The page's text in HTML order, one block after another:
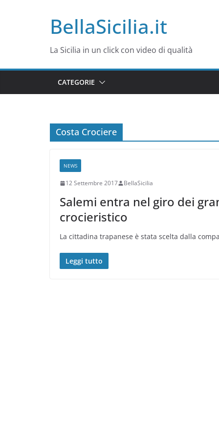
BellaSicilia.it
La Sicilia in un click con video di qualità
CATEGORIE
Costa Crociere
NEWS
12 Settembre 2017 BellaSicilia
Salemi entra nel giro dei
crocieristico
La cittadina trapanese è stata scelta dalla
Leggi tutto